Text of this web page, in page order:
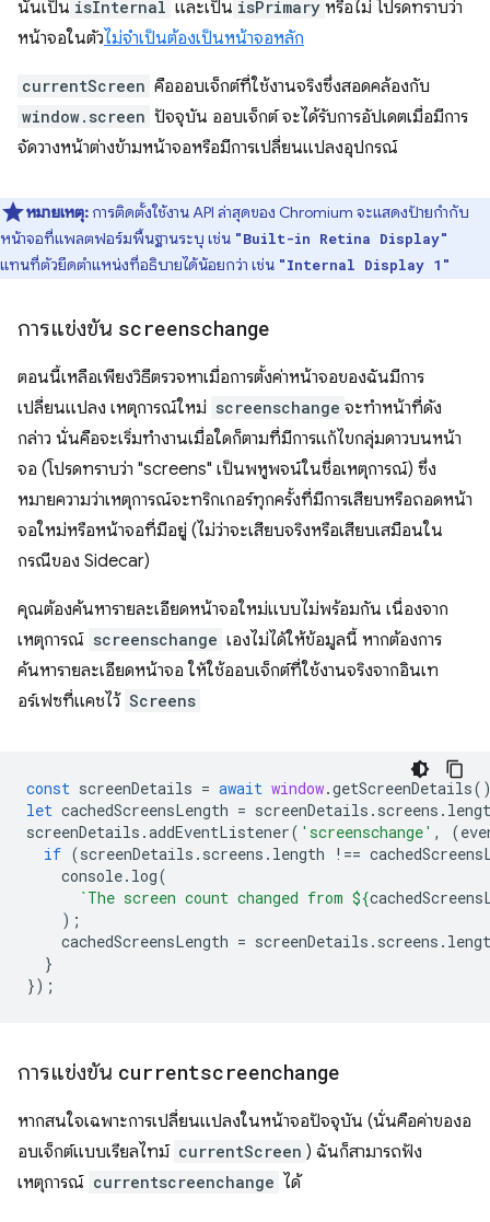
นั้นเป็น isInternal และเป็น isPrimary หรือไม่ โปรดทราบว่า
หน้าจอในตัวไม่จำเป็นต้องเป็นหน้าจอหลัก
currentScreen คือออบเจ็กต์ที่ใช้งานจริงซึ่งสอดคล้องกับ
window.screen ปัจจุบัน ออบเจ็กต์ จะได้รับการอัปเดตเมื่อมีการ
จัดวางหน้าต่างข้ามหน้าจอหรือมีการเปลี่ยนแปลงอุปกรณ์
หมายเหตุ: การติดตั้งใช้งาน API ล่าสุดของ Chromium จะแสดงป้ายกำกับ
หน้าจอที่แพลตฟอร์มพื้นฐานระบุ เช่น "Built-in Retina Display"
แทนที่ตัวยึดตำแหน่งที่อธิบายได้น้อยกว่า เช่น "Internal Display 1"
การแข่งขัน screenschange
ตอนนี้เหลือเพียงวิธีตรวจหาเมื่อการตั้งค่าหน้าจอของฉันมีการ
เปลี่ยนแปลง เหตุการณ์ใหม่ screenschange จะทําหน้าที่ดัง
กล่าว นั่นคือจะเริ่มทํางานเมื่อใดก็ตามที่มีการแก้ไขกลุ่มดาวบนหน้า
จอ (โปรดทราบว่า "screens" เป็นพหูพจน์ในชื่อเหตุการณ์) ซึ่ง
หมายความว่าเหตุการณ์จะทริกเกอร์ทุกครั้งที่มีการเสียบหรือถอดหน้า
จอใหม่หรือหน้าจอที่มีอยู่ (ไม่ว่าจะเสียบจริงหรือเสียบเสมือนใน
กรณีของ Sidecar)
คุณต้องค้นหารายละเอียดหน้าจอใหม่แบบไม่พร้อมกัน เนื่องจาก
เหตุการณ์ screenschange เองไม่ได้ให้ข้อมูลนี้ หากต้องการ
ค้นหารายละเอียดหน้าจอ ให้ใช้ออบเจ็กต์ที่ใช้งานจริงจากอินเท
อร์เฟซที่แคชไว้ Screens
const screenDetails = await window.getScreenDetails
let cachedScreensLength = screenDetails . screens .
screenDetails .addEventListener( 'screenschange' , (
if (screenDetails . screens . length !==
console. log(
`The screen count changed from ${
);
cachedScreensLength = screenDetails . screens .
}
});
การแข่งขัน currentscreenchange
หากสนใจเฉพาะการเปลี่ยนแปลงในหน้าจอปัจจุบัน (นั่นคือค่าของอ
อบเจ็กต์แบบเรียลไทม์ currentScreen ) ฉันก็สามารถฟัง
เหตุการณ์ currentscreenchange ได้